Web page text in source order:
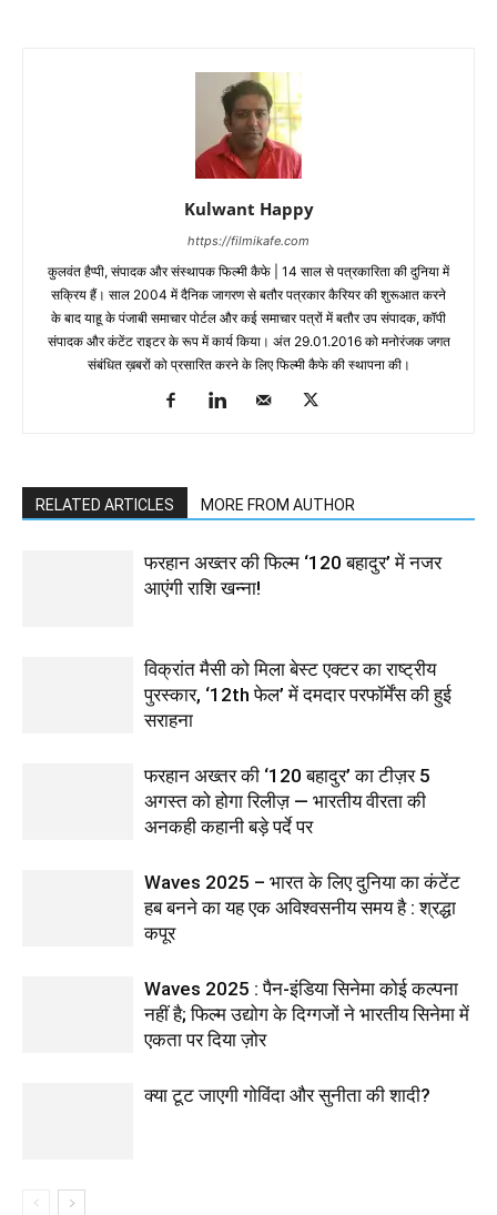
Kulwant Happy
https://filmikafe.com
कुलवंत हैप्‍पी, संपादक और संस्‍थापक फिल्‍मी कैफे | 14 साल से पत्रकारिता की दुनिया में
सक्रिय हैं। साल 2004 में दैनिक जागरण से बतौर पत्रकार कैरियर की शुरूआत करने
के बाद याहू के पंजाबी समाचार पोर्टल और कई समाचार पत्रों में बतौर उप संपादक, कॉपी
संपादक और कंटेंट राइटर के रूप में कार्य किया। अंत 29.01.2016 को मनोरंजक जगत
संबंधित ख़बरों को प्रसारित करने के लिए फिल्‍मी कैफे की स्‍थापना की।
RELATED ARTICLES MORE FROM AUTHOR
फरहान अख्तर की फिल्म ‘120 बहादुर’ में नजर
आएंगी राशि खन्ना!
विक्रांत मैसी को मिला बेस्ट एक्टर का राष्ट्रीय
पुरस्कार, ‘12th फेल’ में दमदार परफॉर्मेंस की हुई
सराहना
फरहान अख्तर की ‘120 बहादुर’ का टीज़र 5
अगस्त को होगा रिलीज़ — भारतीय वीरता की
अनकही कहानी बड़े पर्दे पर
Waves 2025 – भारत के लिए दुनिया का कंटेंट
हब बनने का यह एक अविश्वसनीय समय है : श्रद्धा
कपूर
Waves 2025 : पैन-इंडिया सिनेमा कोई कल्पना
नहीं है; फिल्म उद्योग के दिग्गजों ने भारतीय सिनेमा में
एकता पर दिया ज़ोर
क्या टूट जाएगी गोविंदा और सुनीता की शादी?